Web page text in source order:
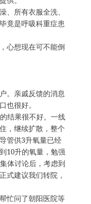
、所有衣服全洗、
竟是呼吸科重症患
心想现在可不能倒
。亲戚反馈的消息
也很好。
结果很不好。一线
，继续扩散，整个
管供3升氧量已经
10升的氧量，勉强
体讨论后，考虑到
式建议我们转院，
忙问了朝阳医院等